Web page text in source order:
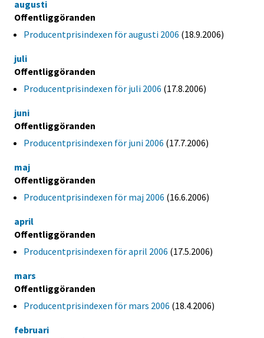
augusti
Offentliggöranden
Producentprisindexen för augusti 2006 (18.9.2006)
juli
Offentliggöranden
Producentprisindexen för juli 2006 (17.8.2006)
juni
Offentliggöranden
Producentprisindexen för juni 2006 (17.7.2006)
maj
Offentliggöranden
Producentprisindexen för maj 2006 (16.6.2006)
april
Offentliggöranden
Producentprisindexen för april 2006 (17.5.2006)
mars
Offentliggöranden
Producentprisindexen för mars 2006 (18.4.2006)
februari